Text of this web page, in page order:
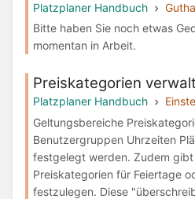
Platzplaner Handbuch
Bitte haben Sie noch etwas
momentan in Arbeit.
Preiskategorien
Platzplaner Handbuch
Geltungsbereiche
Benutzergruppen Uhrzeiten
festgelegt werden. Zudem
Preiskategorien für Feiertage
festzulegen. Diese